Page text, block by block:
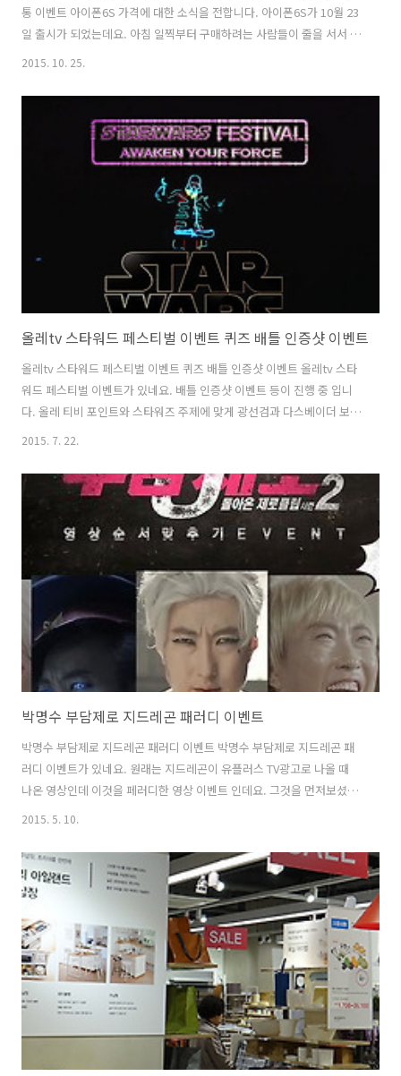
통 이벤트 아이폰6S 가격에 대한 소식을 전합니다. 아이폰6S가 10월 23
일 출시가 되었는데요. 아침 일찍부터 구매하려는 사람들이 줄을 서서 기
다리고 있었습니다. 물론 훨씬 이전시간부터 기다리고 있었는데요. 새로
기존보다 더 올라갔고 iOS 버전도 9로 그리고 3D 터치와 여러가지 변경
된 부분때문에 관심을 많이 가지더군요. 저도 어떤 부분이 바뀌었는지 관
심이 많이 갔는데요. 그럼 유플러스 아이폰6S 개통 이벤트 살짝 살펴볼
까요. 유플러스 아이폰6S 런청 행사가 진행을 했는데요. 1등으로 서서
기다렸던 사람이 드디어 아이폰 6S 1호 개통 고객이 되었네요. 연예인으
2015. 10. 25.
올레tv 스타워드 페스티벌 이벤트 퀴즈 배틀 인증샷 이벤트
올레tv 스타워드 페스티벌 이벤트 퀴즈 배틀 인증샷 이벤트 올레tv 스타
워드 페스티벌 이벤트가 있네요. 배틀 인증샷 이벤트 등이 진행 중 입니
다. 올레 티비 포인트와 스타워즈 주제에 맞게 광선검과 다스베이더 보이
스 체인지 헬멧 등 다양한 상품이 걸려있네요. 저는 헬멧 이거 엄청 갖고
이벤트는 상당히 어렵네요. 스타워즈 광팬인 분들은 근데 쉽게 풀 수 있
을지도 모르겠습니다. 근데 퀴즈가 어려운 만큼 당첨될 확률이 더 높을
수 도 있습니다. 여러분도 도전해보세요. 저도 인증샷 이벤트로 뭘 해야
할까 고민해봤는데 스타워즈 스토리북을 저도 갖고 있었네요 집에서 책
장에 꽂혀있던 것을 찾았습니다. 이것으로 저도 응모를 해 봐야겠네요.
http:/..
2015. 7. 22.
박명수 부담제로 지드레곤 패러디 이벤트
박명수 부담제로 지드레곤 패러디 이벤트 박명수 부담제로 지드레곤 패
러디 이벤트가 있네요. 원래는 지드레곤이 유플러스 TV광고로 나올 때
나온 영상인데 이것을 페러디한 영상 이벤트 인데요. 그것을 먼저보셨더
라도 아니더라도 재미있게 볼 수 있는 영상이네요. 요즘은 이렇게 웃기게
벤트도 있는데요. 박명수가 나오는 영상 순서대로 순번을 적어내면 LG
에어워셔, 에반에코 하라케케 선물세트, KFC 점보 치킨버켓, 비타민워터
를 주는 이벤트 진행 중입니다. 문제가 어렵지는 않으니 한번 보세요. 욱
하는 성격이 매력적인 박명수의 인간적인 면도 볼 수 있고 웃긴 장면들도
볼 수 있으니 영상도 꼭 보세요. 박명수가 광고를 찍게 되었는데요. 무한
도전 식스맨..
2015. 5. 10.